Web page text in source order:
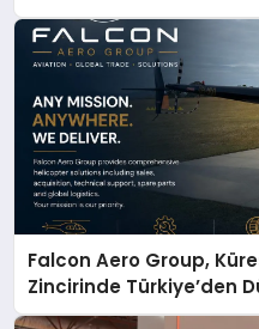
Falcon Aero Group,
Zincirinde Türkiye’den